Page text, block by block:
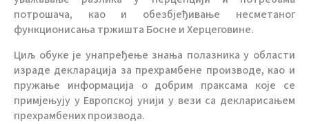
потрошача, као и обезбјеђивање несметаног
функционисања тржишта Босне и Херцеговине.
Циљ обуке је унапређење знања полазника у области
израде декларација за прехрамбене производе, као и
пружање информација о добрим праксама које се
примјењују у Европској унији у вези са декларисањем
прехрамбених производа.